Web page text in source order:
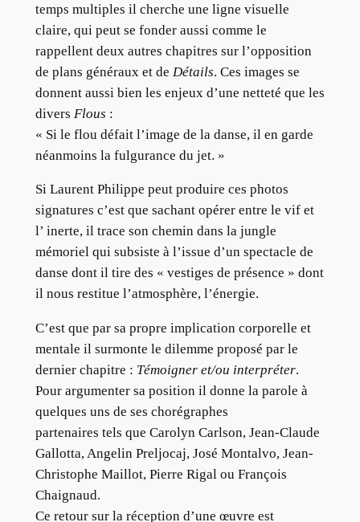
temps multiples il cherche une ligne visuelle
claire, qui peut se fonder aussi comme le
rappellent deux autres chapitres sur l’opposition
de plans généraux et de Détails. Ces images se
donnent aussi bien les enjeux d’une netteté que les
divers Flous :
« Si le flou défait l’image de la danse, il en garde
néanmoins la fulgurance du jet. »
Si Laurent Philippe peut produire ces photos
signatures c’est que sachant opérer entre le vif et
l’ inerte, il trace son chemin dans la jungle
mémoriel qui subsiste à l’issue d’un spectacle de
danse dont il tire des « vestiges de présence » dont
il nous restitue l’atmosphère, l’énergie.
C’est que par sa propre implication corporelle et
mentale il surmonte le dilemme proposé par le
dernier chapitre : Témoigner et/ou interpréter.
Pour argumenter sa position il donne la parole à
quelques uns de ses chorégraphes
partenaires tels que Carolyn Carlson, Jean-Claude
Gallotta, Angelin Preljocaj, José Montalvo, Jean-
Christophe Maillot, Pierre Rigal ou François
Chaignaud.
Ce retour sur la réception d’une œuvre est